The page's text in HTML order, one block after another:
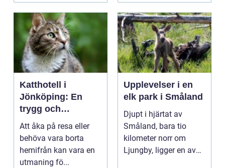
Katthotell i
Jönköping: En
trygg och
hemtrevlig lösning
för din katt
Att åka på resa eller
behöva vara borta
hemifrån kan vara en
utmaning fö...
Upplevelser i en
elk park i Småland
Djupt i hjärtat av
Småland, bara tio
kilometer norr om
Ljungby, ligger en av